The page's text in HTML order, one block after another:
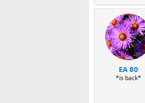
EA 80
*is back*